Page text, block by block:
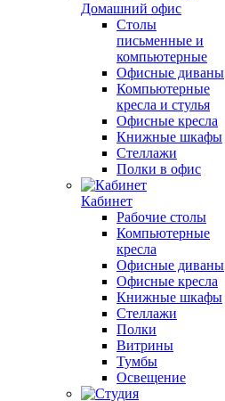
Домашний офис
Столы
письменные и
компьютерные
Офисные диваны
Компьютерные
кресла и стулья
Офисные кресла
Книжные шкафы
Стеллажи
Полки в офис
Кабинет
Рабочие столы
Компьютерные
кресла
Офисные диваны
Офисные кресла
Книжные шкафы
Стеллажи
Полки
Витрины
Тумбы
Освещение